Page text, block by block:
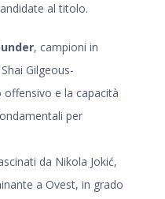
al titolo.
, campioni in
Gilgeous-
e la capacità
per
da Nikola Jokić,
a Ovest, in grado